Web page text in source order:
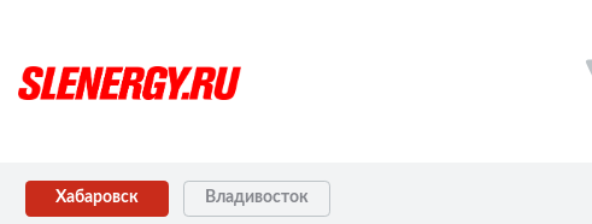
Хабаровск Владивосток